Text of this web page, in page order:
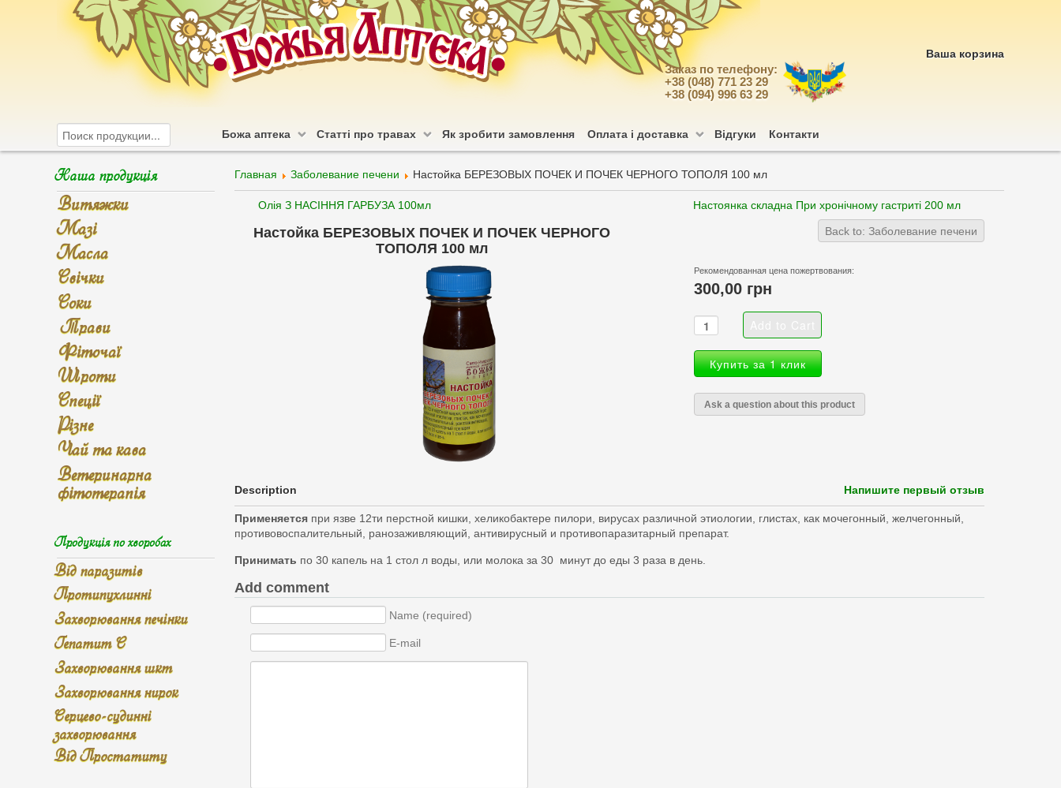
Заказ по телефону:
+38 (048) 771 23 29
+38 (094) 996 63 29
Ваша корзина
Божа аптека Статті про травах Як зробити замовлення Оплата і доставка Відгуки Контакти
Главная Заболевание печени Настойка БЕРЕЗОВЫХ ПОЧЕК И ПОЧЕК ЧЕРНОГО ТОПОЛЯ 100 мл
Олія З НАСІННЯ ГАРБУЗА 100мл Настоянка складна При хронічному гастриті 200 мл
Back to: Заболевание печени
Настойка БЕРЕЗОВЫХ ПОЧЕК И ПОЧЕК ЧЕРНОГО
ТОПОЛЯ 100 мл
Рекомендованная цена пожертвования:
300,00 грн
Купить за 1 клик
Ask a question about this product
Description Напишите первый отзыв
Применяется при язве 12ти перстной кишки, хеликобактере пилори, вирусах различной этиологии, глистах, как мочегонный, желчегонный,
противовоспалительный, ранозаживляющий, антивирусный и противопаразитарный препарат.
Принимать по 30 капель на 1 стол л воды, или молока за 30 минут до еды 3 раза в день.
Add comment
Name (required)
E-mail
Наша продукція
Витяжки
Мазі
Масла
Свічки
Соки
Трави
Фіточаї
Шроти
Спеції
Різне
Чай та кава
Ветеринарна
фітотерапія
Продукція по хворобах
Від паразитів
Протипухлинні
Захворювання печінки
Гепатит С
Захворювання шкт
Захворювання нирок
Серцево-судинні
захворювання
Від Простатиту